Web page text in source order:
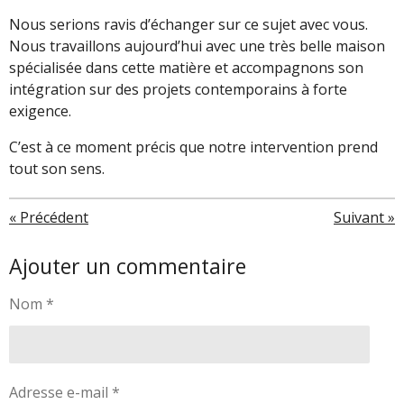
Nous serions ravis d’échanger sur ce sujet avec vous.
Nous travaillons aujourd’hui avec une très belle maison
spécialisée dans cette matière et accompagnons son
intégration sur des projets contemporains à forte
exigence.
C’est à ce moment précis que notre intervention prend
tout son sens.
« Précédent Suivant»
Ajouter un commentaire
Nom *
Adresse e-mail *